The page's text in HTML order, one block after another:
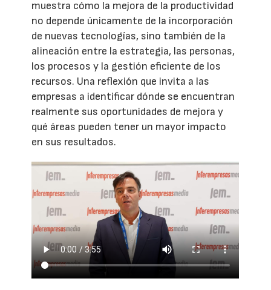
muestra cómo la mejora de la productividad
no depende únicamente de la incorporación
de nuevas tecnologías, sino también de la
alineación entre la estrategia, las personas,
los procesos y la gestión eficiente de los
recursos. Una reflexión que invita a las
empresas a identificar dónde se encuentran
realmente sus oportunidades de mejora y
qué áreas pueden tener un mayor impacto
en sus resultados.